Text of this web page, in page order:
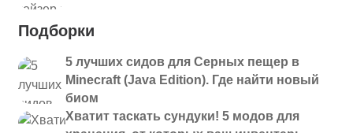
Подборки
5 лучших сидов для Серных пещер в
Minecraft (Java Edition). Где найти новый
биом
Хватит таскать сундуки! 5 модов для